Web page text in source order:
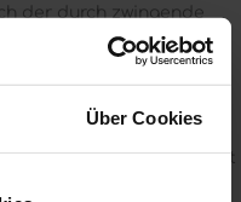
Über Cookies
der durch zwingende
des gewöhnlichen
gewährte Schutz nicht
aus den mit uns
sowie Gerichtsstand ist